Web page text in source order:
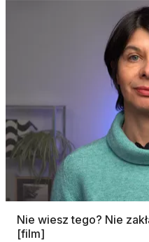
Nie wiesz tego? Nie
[film]